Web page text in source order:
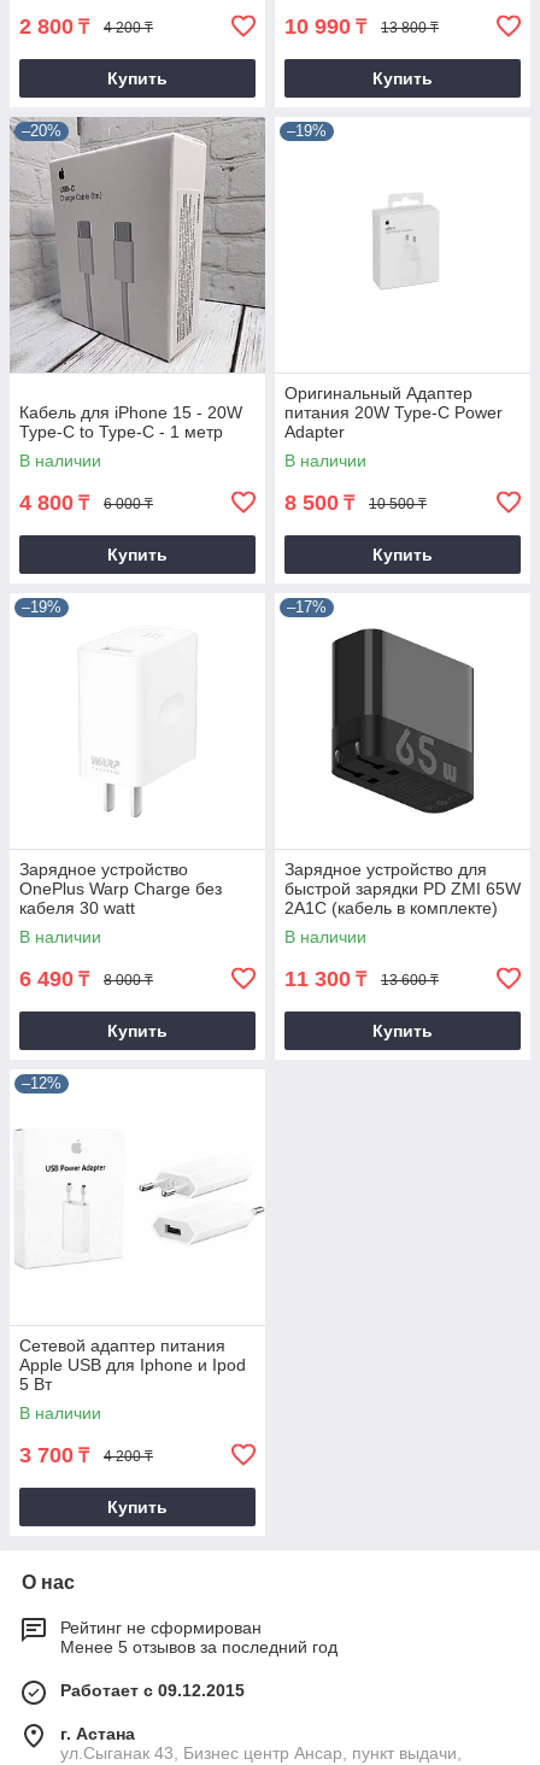
2 800 ₸ 4 200 ₸
Купить
10 990 ₸ 13 800 ₸
Купить
–20%
Кабель для iPhone 15 - 20W
Type-C to Type-C - 1 метр
В наличии
4 800 ₸ 6 000 ₸
Купить
–19%
Оригинальный Адаптер
питания 20W Type-C Power
Adapter
В наличии
8 500 ₸ 10 500 ₸
Купить
–19%
Зарядное устройство
OnePlus Warp Charge без
кабеля 30 watt
В наличии
6 490 ₸ 8 000 ₸
Купить
–17%
Зарядное устройство для
быстрой зарядки PD ZMI 65W
2A1C (кабель в комплекте)
В наличии
11 300 ₸ 13 600 ₸
Купить
–12%
Сетевой адаптер питания
Apple USB для Iphone и Ipod
5 Вт
В наличии
3 700 ₸ 4 200 ₸
Купить
О нас
Рейтинг не сформирован
Менее 5 отзывов за последний год
Работает с 09.12.2015
г. Астана
ул.Сыганак 43, Бизнес центр Ансар, пункт выдачи,